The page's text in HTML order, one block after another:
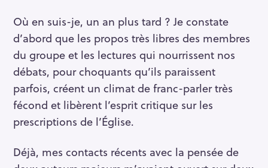
Où en suis-je, un an plus tard ? Je constate
d’abord que les propos très libres des membres
du groupe et les lectures qui nourrissent nos
débats, pour choquants qu’ils paraissent
parfois, créent un climat de franc-parler très
fécond et libèrent l’esprit critique sur les
prescriptions de l’Église.
Déjà, mes contacts récents avec la pensée de